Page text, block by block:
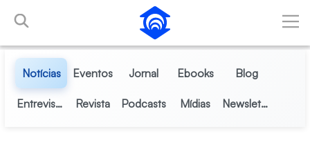
Pular para o Conteúdo principal
Notícias Eventos Jornal Ebooks Blog
Entrevistas Revista Podcasts Mídias Newsletter